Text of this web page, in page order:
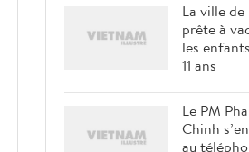
La ville
prête à
les
11 ans
Le PM
Chinh
au